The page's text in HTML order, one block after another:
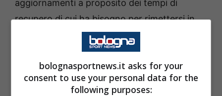
aggiornamenti a proposito dei tempi di
recupero di cui ha bisogno per rimettersi in
piedi. Andiamo a vedere le ultime notizie che
arrivano in tal senso, dal momento che si
tratta di notizie che sono significative in vista
della ripresa dellaSerie A dopo la sosta per le
bolognasportnews.it asks for your
consent to use your personal data for the
following purposes: